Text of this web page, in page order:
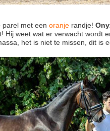
parel met een oranje randje!
Hij weet wat er verwacht wordt
het is niet te missen, dit is